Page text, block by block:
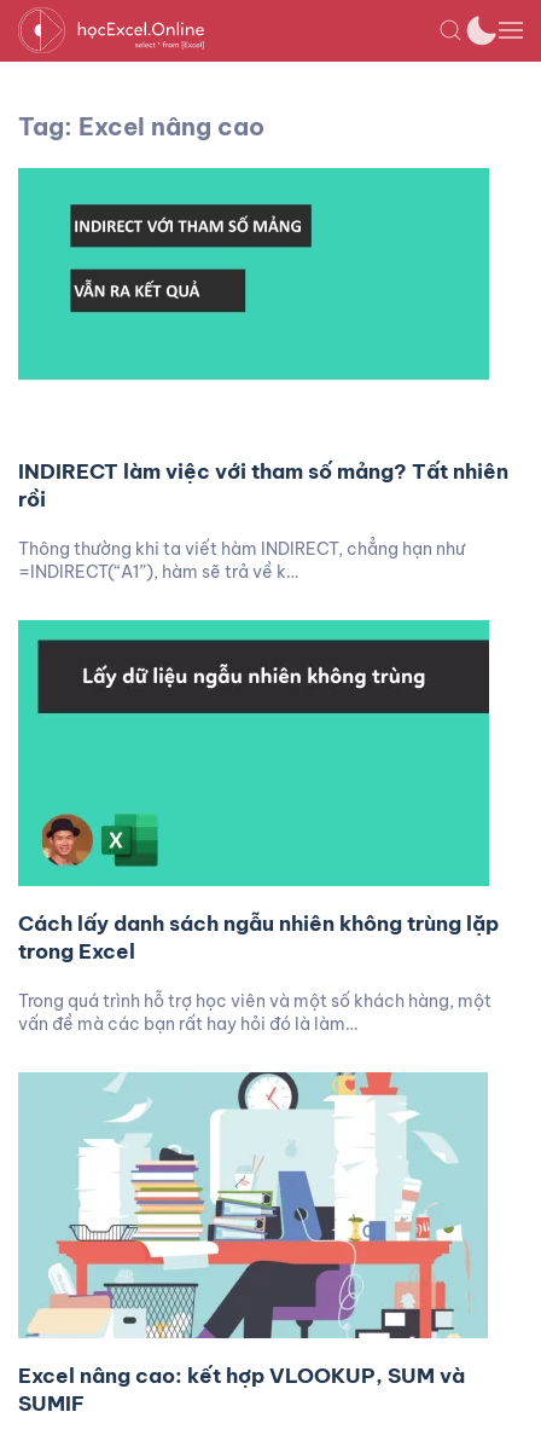
Tag: Excel nâng cao
INDIRECT làm việc với tham số mảng? Tất nhiên
rồi
Thông thường khi ta viết hàm INDIRECT, chẳng hạn như
=INDIRECT(“A1”), hàm sẽ trả về k…
Cách lấy danh sách ngẫu nhiên không trùng lặp
trong Excel
Trong quá trình hỗ trợ học viên và một số khách hàng, một
vấn đề mà các bạn rất hay hỏi đó là làm…
Excel nâng cao: kết hợp VLOOKUP, SUM và
SUMIF